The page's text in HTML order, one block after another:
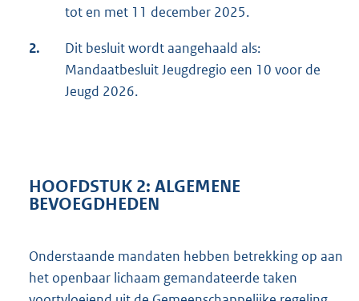
tot en met 11 december 2025.
2.
Dit besluit wordt aangehaald als:
Mandaatbesluit Jeugdregio een 10 voor de
Jeugd 2026.
HOOFDSTUK 2: ALGEMENE
BEVOEGDHEDEN
Onderstaande mandaten hebben betrekking op aan
het openbaar lichaam gemandateerde taken